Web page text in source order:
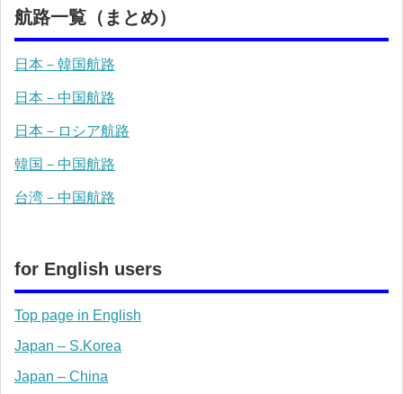
航路一覧（まとめ）
日本－韓国航路
日本－中国航路
日本－ロシア航路
韓国－中国航路
台湾－中国航路
for English users
Top page in English
Japan – S.Korea
Japan – China